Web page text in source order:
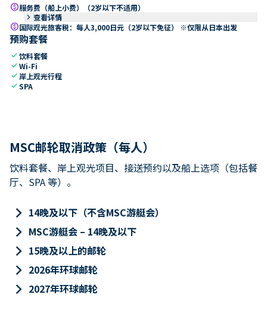
paid服务费（船上小费）（2岁以下不适用）
keyboard_arrow_right 查看详情
paid国际观光旅客税：每人3,000日元（2岁以下免征） ※仅限从日本出发
预购套餐
check饮料套餐
checkWi-Fi
check 岸上观光行程
checkSPA
MSC邮轮取消政策（每人）
饮料套餐、岸上观光项目、接送预约以及船上选项（包括餐
厅、SPA 等）。
keyboard_arrow_right 14晚及以下（不含MSC游艇会）
keyboard_arrow_right MSC游艇会 – 14晚及以下
keyboard_arrow_right 15晚及以上的邮轮
keyboard_arrow_right 2026年环球邮轮
keyboard_arrow_right 2027年环球邮轮